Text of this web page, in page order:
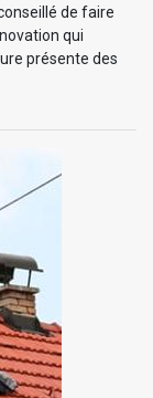
de faire
qui
présente des